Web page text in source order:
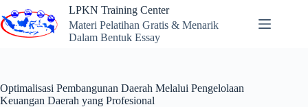
to
content
LPKN Training Center
Materi Pelatihan Gratis & Menarik
Dalam Bentuk Essay
Optimalisasi Pembangunan Daerah Melalui Pengelolaan
Keuangan Daerah yang Profesional